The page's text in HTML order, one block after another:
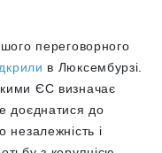
переговорного
в Люксембурзі.
ЄС визначає
доєднатися до
незалежність і